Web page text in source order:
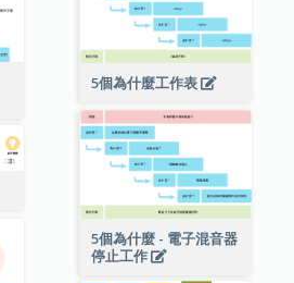
5個為什麼工作表
5個為什麼 - 電子混音器
停止工作